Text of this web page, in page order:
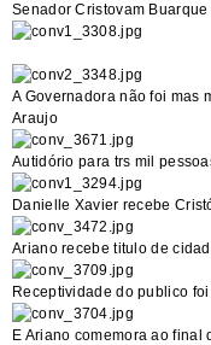
Senador Cristovam Buarque
A Governadora não foi mas
Araujo
Autidório para trs mil
Danielle Xavier recebe
Ariano recebe titulo de
Receptividade do publico
E Ariano comemora ao final